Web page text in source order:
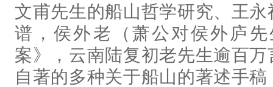
文甫先生的船山哲学研究、王
谱，侯外老（萧公对侯外庐
案》，云南陆复初老先生逾百
自著的多种关于船山的著述手